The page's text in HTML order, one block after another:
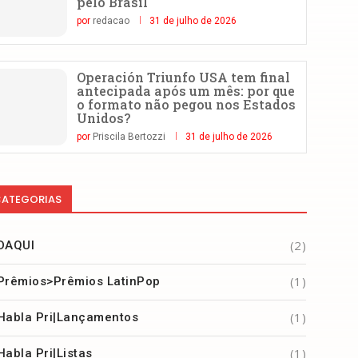
por redacao 31 de julho de 2026
Operación Triunfo USA tem final
antecipada após um mês: por que
o formato não pegou nos Estados
Unidos?
por Priscila Bertozzi 31 de julho de 2026
(2)
LatinPop (1)
Pri|Lançamentos (1)
Pri|Listas (1)